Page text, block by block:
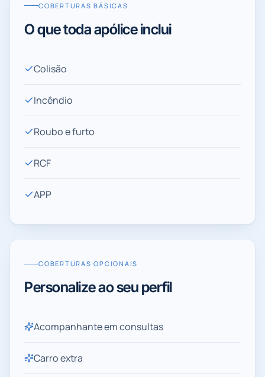
COBERTURAS BÁSICAS
O que toda apólice inclui
Colisão
Incêndio
Roubo e furto
RCF
APP
COBERTURAS OPCIONAIS
Personalize ao seu perfil
Acompanhante em consultas
Carro extra